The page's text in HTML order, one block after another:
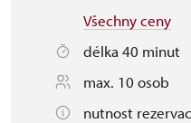
Všechny ceny
délka 40 minut
max. 10 osob
nutnost